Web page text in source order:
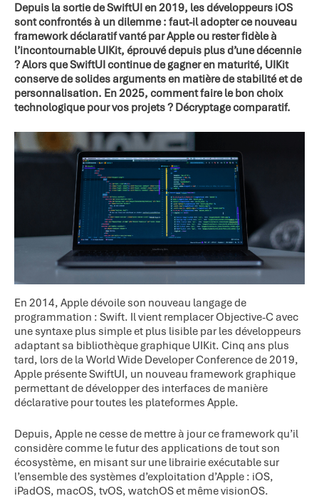
Depuis la sortie de SwiftUI en 2019, les développeurs iOS
sont confrontés à un dilemme : faut-il adopter ce nouveau
framework déclaratif vanté par Apple ou rester fidèle à
l’incontournable UIKit, éprouvé depuis plus d’une décennie
? Alors que SwiftUI continue de gagner en maturité, UIKit
conserve de solides arguments en matière de stabilité et de
personnalisation. En 2025, comment faire le bon choix
technologique pour vos projets ? Décryptage comparatif.
En 2014, Apple dévoile son nouveau langage de
programmation : Swift. Il vient remplacer Objective-C avec
une syntaxe plus simple et plus lisible par les développeurs
adaptant sa bibliothèque graphique UIKit. Cinq ans plus
tard, lors de la World Wide Developer Conference de 2019,
Apple présente SwiftUI, un nouveau framework graphique
permettant de développer des interfaces de manière
déclarative pour toutes les plateformes Apple.
Depuis, Apple ne cesse de mettre à jour ce framework qu’il
considère comme le futur des applications de tout son
écosystème, en misant sur une librairie exécutable sur
l’ensemble des systèmes d’exploitation d’Apple : iOS,
iPadOS, macOS, tvOS, watchOS et même visionOS.